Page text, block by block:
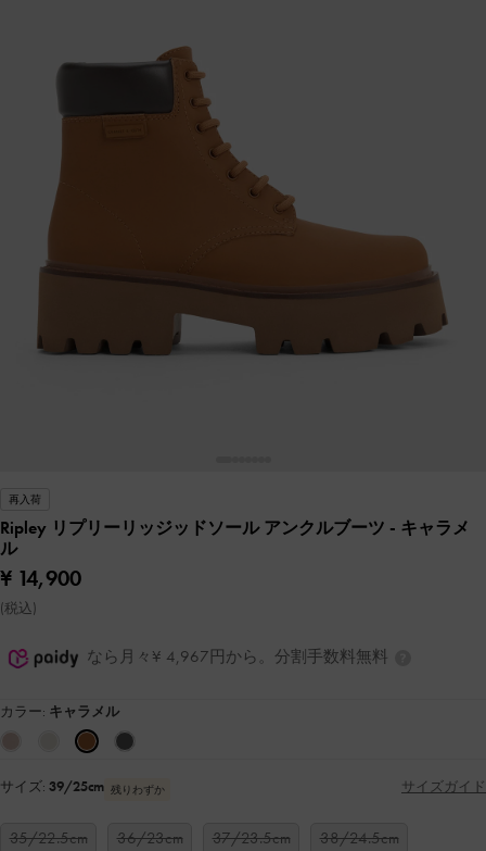
再入荷
Ripley リプリーリッジッドソール アンクルブーツ - キャラメ
ル
¥ 14,900
(税込)
なら月々¥ 4,967円から。分割手数料無料
カラー: キャラメル
サイズ: 39/25cm 残りわずか サイズガイド
35/22.5cm 36/23cm 37/23.5cm 38/24.5cm